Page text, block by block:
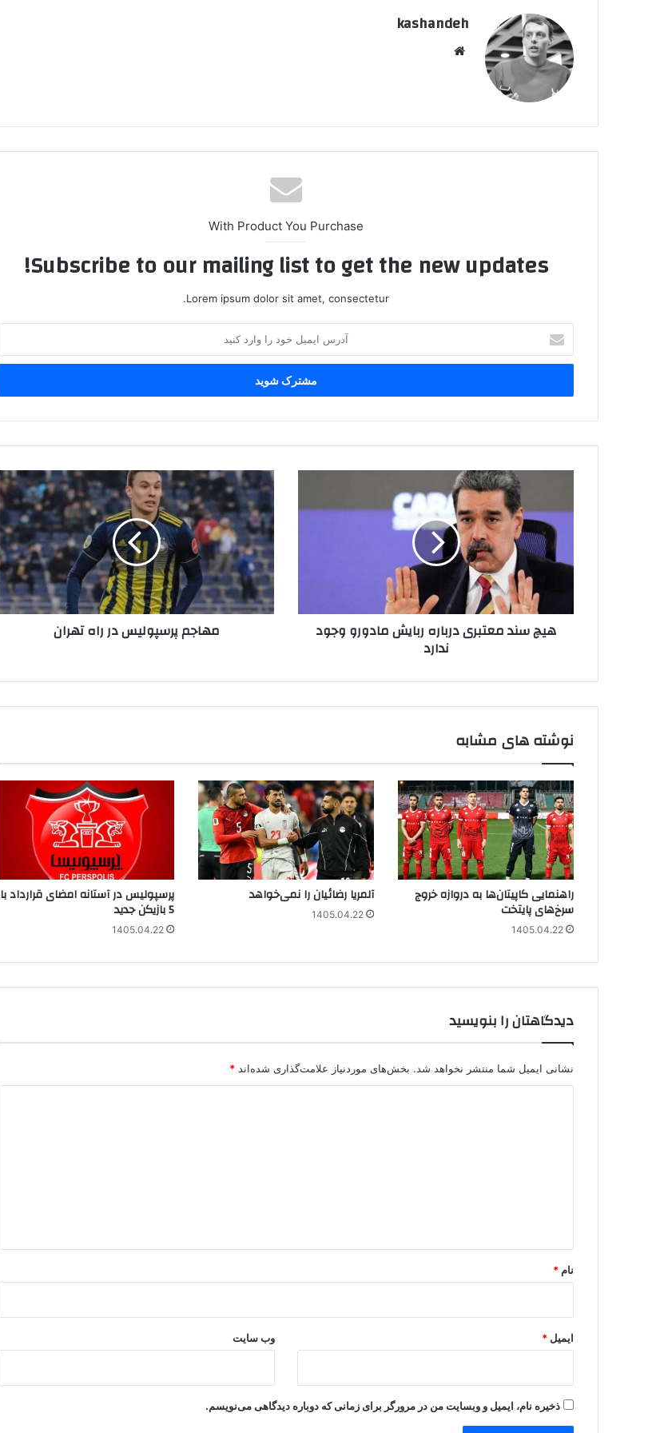
kashandeh
With Product You Purchase
Subscribe to our mailing list to get the new updates!
Lorem ipsum dolor sit amet, consectetur.
ایمیل
خود
وارد
معتبری
درباره
ربایش
مادورو
هیچ سند معتبری درباره ربایش مادورو وجود
ندارد
مهاجم
پرسپولیس
در
راه
تهران
مهاجم پرسپولیس در راه تهران
نوشته های مشابه
راهنمایی کاپیتان‌ها به دروازه خروج
سرخ‌های پایتخت
1405.04.22
آلمریا رضائیان را نمی‌خواهد
1405.04.22
پرسپولیس در آستانه امضای قرارداد با
5 بازیکن جدید
1405.04.22
دیدگاهتان را بنویسید
نشانی ایمیل شما منتشر نخواهد شد. بخش‌های موردنیاز علامت‌گذاری شده‌اند *
نام *
ایمیل * وب‌ سایت
ذخیره نام، ایمیل و وبسایت من در مرورگر برای زمانی که دوباره دیدگاهی می‌نویسم.